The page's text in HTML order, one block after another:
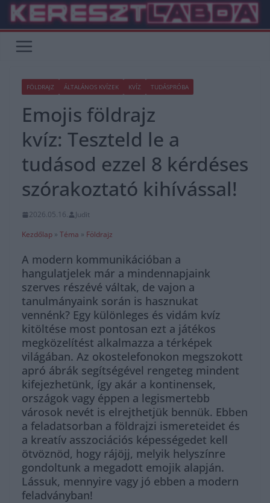
Skip
content
FÖLDRAJZ ÁLTALÁNOS KVÍZEK KVÍZ TUDÁSPRÓBA
Emojis földrajz
kvíz: Teszteld le a
tudásod ezzel 8 kérdéses
szórakoztató kihívással!
2026.05.16.
Judit
Kezdőlap » Téma » Földrajz
A modern kommunikációban a
hangulatjelek már a mindennapjaink
szerves részévé váltak, de vajon a
tanulmányaink során is hasznukat
vennénk? Egy különleges és vidám kvíz
kitöltése most pontosan ezt a játékos
megközelítést alkalmazza a térképek
világában. Az okostelefonokon megszokott
apró ábrák segítségével rengeteg mindent
kifejezhetünk, így akár a kontinensek,
országok vagy éppen a legismertebb
városok nevét is elrejthetjük bennük. Ebben
a feladatsorban a földrajzi ismereteidet és
a kreatív asszociációs képességedet kell
ötvöznöd, hogy rájöjj, melyik helyszínre
gondoltunk a megadott emojik alapján.
Lássuk, mennyire vagy jó ebben a modern
feladványban!